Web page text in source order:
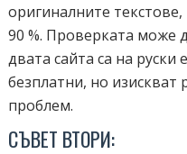
оригиналните
90 %. Проверката може
двата сайта са на руски
безплатни, но изискват
проблем.
СЪВЕТ ВТОРИ: